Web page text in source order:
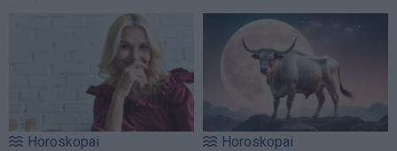
Horoskopai Horoskopai